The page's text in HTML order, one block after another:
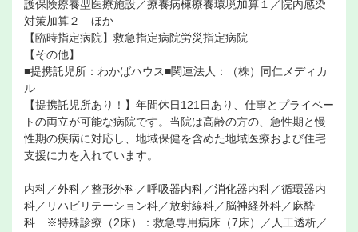
護保険療養型医療施設／療養病棟療養環境加算１／院内感染
対策加算２ ほか
【臨時指定病院】救急指定病院労災指定病院
【その他】
■提携託児所：わかばハウス■関連法人：（株）同仁メディカ
ル
【提携託児所あり！】年間休日121日あり、仕事とプライベー
トの両立が可能な病院です。当院は高齢の方の、急性期と慢
性期の疾病に対応し、地域保健を含めた地域医療および住宅
支援に力を入れています。
内科／外科／整形外科／呼吸器内科／消化器内科／循環器内
科／リハビリテーション科／放射線科／脳神経外科／麻酔
科 ※特殊診療（2床）：救急専用病床（7床）／人工透析／